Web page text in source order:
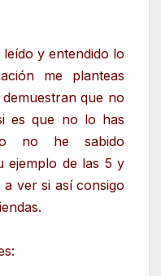
y entendido lo
me planteas
que no
es que no lo has
no he sabido
ejemplo de las 5 y
ver si así consigo